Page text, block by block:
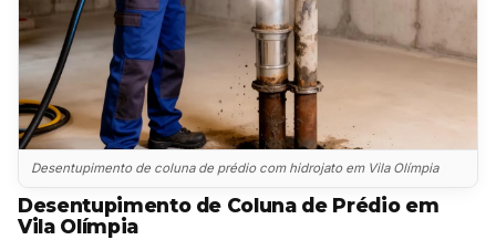
Desentupimento de coluna de prédio com hidrojato em Vila Olímpia
Desentupimento de Coluna de Prédio em
Vila Olímpia